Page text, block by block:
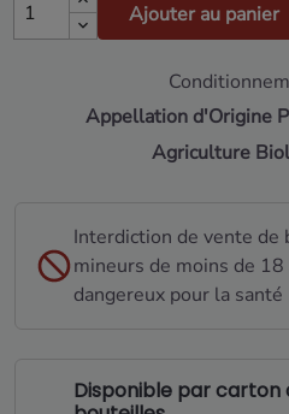
Ajouter au panier
Appellation d'Origine
Agriculture
Interdiction de vente de
mineurs de moins de
dangereux pour la santé
Disponible par carton